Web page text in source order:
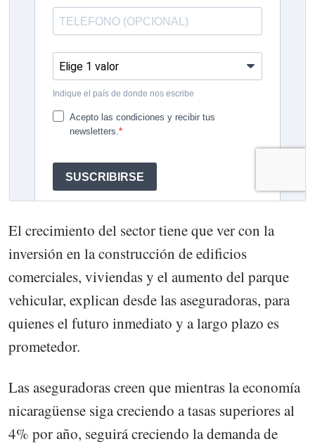
El crecimiento del sector tiene que ver con la
inversión en la construcción de edificios
comerciales, viviendas y el aumento del parque
vehicular, explican desde las aseguradoras, para
quienes el futuro inmediato y a largo plazo es
prometedor.
Las aseguradoras creen que mientras la economía
nicaragüense siga creciendo a tasas superiores al
4% por año, seguirá creciendo la demanda de